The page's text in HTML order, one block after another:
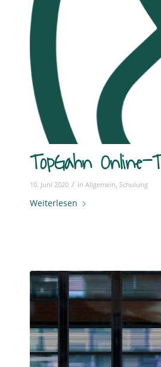
TopGahn
10. Juni 2020 / in Allgemein, Schulung
Weiterlesen